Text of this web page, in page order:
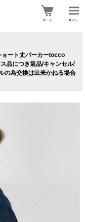
ョート丈パーカーtocco
品につき返品/キャンセル/
の為交換は出来かねる場合